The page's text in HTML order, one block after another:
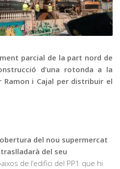
parcial de la part nord de
d’una rotonda a la
i Cajal per distribuir el
obertura del nou supermercat
del seu
de l’edifici del PP1 que hi